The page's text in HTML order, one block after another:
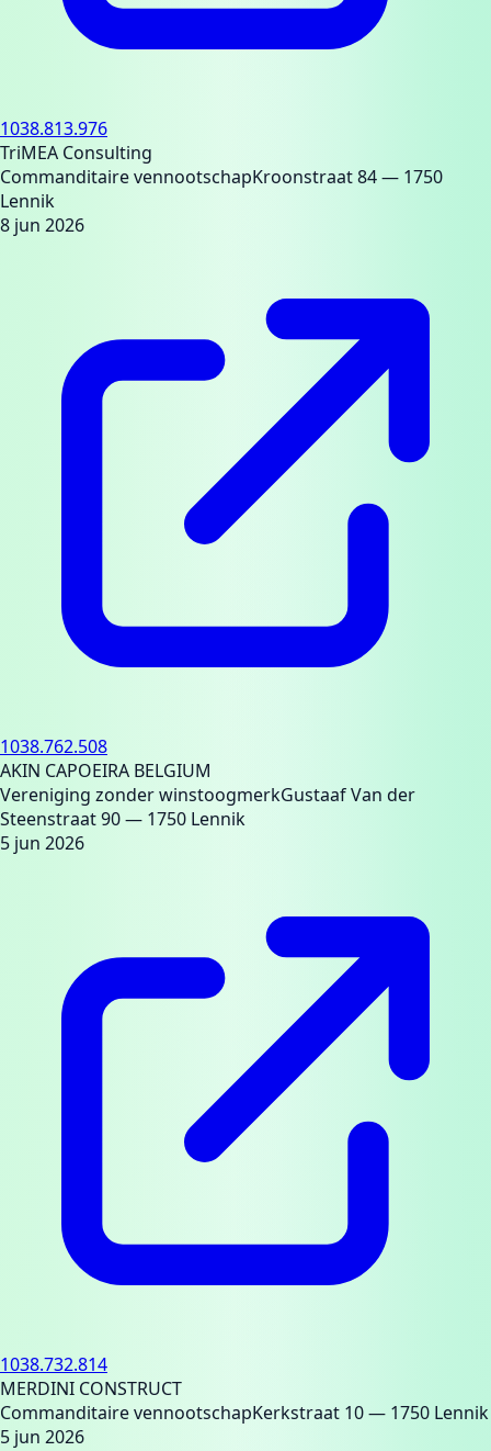
1038.813.976
TriMEA Consulting
Commanditaire vennootschapKroonstraat 84— 1750
Lennik
8 jun 2026
1038.762.508
AKIN CAPOEIRA BELGIUM
Vereniging zonder winstoogmerkGustaaf Van der
Steenstraat 90— 1750 Lennik
5 jun 2026
1038.732.814
MERDINI CONSTRUCT
Commanditaire vennootschapKerkstraat 10— 1750 Lennik
5 jun 2026